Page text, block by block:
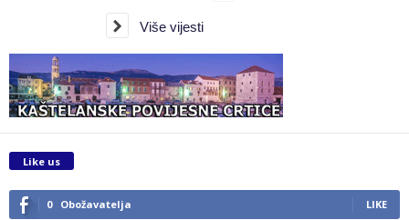
Više vijesti
Like us
0 Obožavatelja LIKE